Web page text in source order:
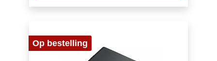
Op bestelling